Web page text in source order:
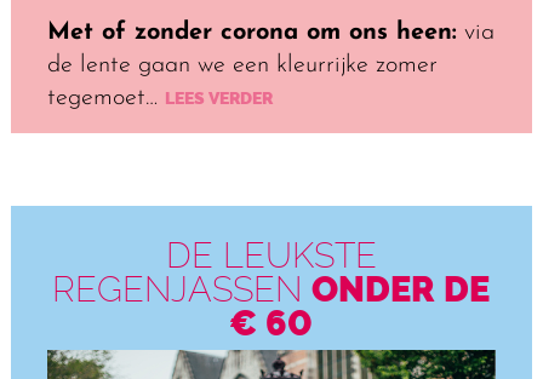
Met of zonder corona om ons heen: via
de lente gaan we een kleurrijke zomer
tegemoet… LEES VERDER
DE LEUKSTE
REGENJASSENONDER DE
€ 60